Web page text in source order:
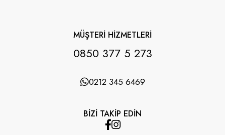
MÜŞTERİ HİZMETLERİ
0850 377 5 273
0212 345 6469
BİZİ TAKİP EDİN